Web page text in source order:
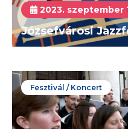
2023. szeptember
Józsefvárosi
Fesztivál / Koncert